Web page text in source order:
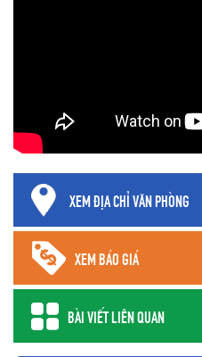
XEM ĐỊA CHỈ VĂN PHÒNG
XEM BÁO GIÁ
BÀI VIẾT LIÊN QUAN